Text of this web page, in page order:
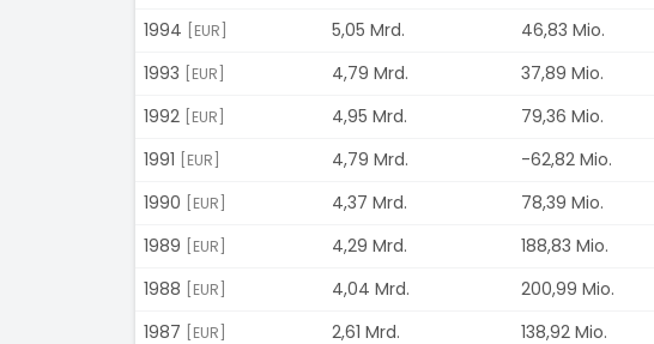
1994
[EUR] 5,05 Mrd. 46,83 Mio.
1993
[EUR] 4,79 Mrd. 37,89 Mio.
1992
[EUR] 4,95 Mrd. 79,36 Mio.
1991
[EUR] 4,79 Mrd. -62,82 Mio.
1990
[EUR] 4,37 Mrd. 78,39 Mio.
1989
[EUR] 4,29 Mrd. 188,83 Mio.
1988
[EUR] 4,04 Mrd. 200,99 Mio.
1987
[EUR] 2,61 Mrd. 138,92 Mio.